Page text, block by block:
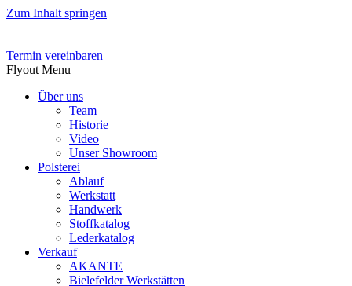
Zum Inhalt springen
Termin vereinbaren
Flyout Menu
Über uns
Team
Historie
Video
Unser Showroom
Polsterei
Ablauf
Werkstatt
Handwerk
Stoffkatalog
Lederkatalog
Verkauf
AKANTE
Bielefelder Werkstätten